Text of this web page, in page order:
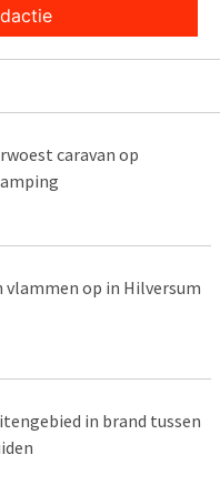
caravan op
vlammen op in Hilversum
in brand tussen